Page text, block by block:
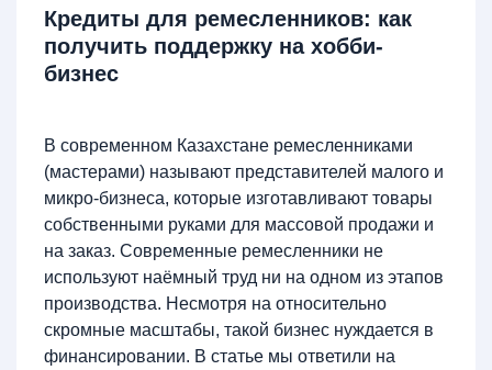
Кредиты для ремесленников: как
получить поддержку на хобби-
бизнес
В современном Казахстане ремесленниками
(мастерами) называют представителей малого и
микро-бизнеса, которые изготавливают товары
собственными руками для массовой продажи и
на заказ. Современные ремесленники не
используют наёмный труд ни на одном из этапов
производства. Несмотря на относительно
скромные масштабы, такой бизнес нуждается в
финансировании. В статье мы ответили на